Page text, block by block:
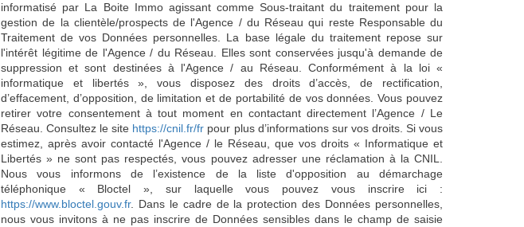
informatisé par La Boite Immo agissant comme Sous-traitant du traitement pour la
gestion de la clientèle/prospects de l'Agence / du Réseau qui reste Responsable du
Traitement de vos Données personnelles. La base légale du traitement repose sur
l'intérêt légitime de l'Agence / du Réseau. Elles sont conservées jusqu'à demande de
suppression et sont destinées à l'Agence / au Réseau. Conformément à la loi «
informatique et libertés », vous disposez des droits d’accès, de rectification,
d’effacement, d’opposition, de limitation et de portabilité de vos données. Vous pouvez
retirer votre consentement à tout moment en contactant directement l’Agence / Le
Réseau. Consultez le site https://cnil.fr/fr pour plus d’informations sur vos droits. Si vous
estimez, après avoir contacté l'Agence / le Réseau, que vos droits « Informatique et
Libertés » ne sont pas respectés, vous pouvez adresser une réclamation à la CNIL.
Nous vous informons de l’existence de la liste d'opposition au démarchage
téléphonique « Bloctel », sur laquelle vous pouvez vous inscrire ici :
https://www.bloctel.gouv.fr. Dans le cadre de la protection des Données personnelles,
nous vous invitons à ne pas inscrire de Données sensibles dans le champ de saisie